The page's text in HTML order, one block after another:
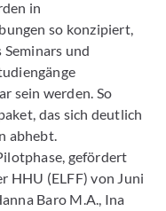
in
so konzipiert,
und
sein werden. So
das sich deutlich
abhebt.
gefördert
HHU (ELFF) von Juni
Baro M.A., Ina